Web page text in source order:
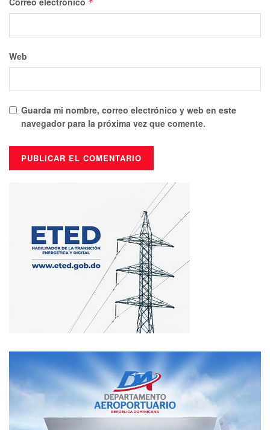
Web
Guarda mi nombre, correo electrónico y web en este
navegador para la próxima vez que comente.